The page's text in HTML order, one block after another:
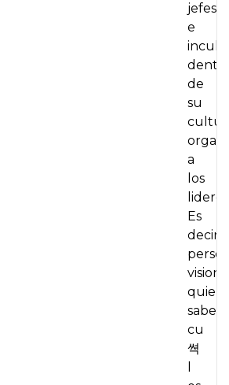
jefes,
e
de
su
a
los
lideres
Es
decir,
saben
cu
쎡